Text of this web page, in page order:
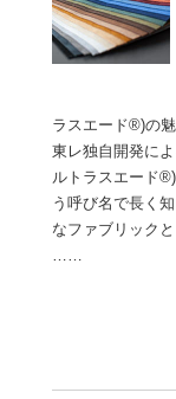
ラスエード®)の
東レ独自開発に
ルトラスエード
う呼び名で長く
なファブリック
……